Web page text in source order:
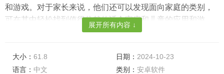
和游戏。对于家长来说，他们还可以发现面向家庭的类别，
可在其中轻松找到值得信赖的适合家庭和儿童的应用和游
戏。除了推介新应用之外，热度上升算法还会重点展示其热
个性化推荐
展开所有内容 ↓
大小： 61.8 日期： 2024-10-23
语言： 中文 类别： 安卓软件